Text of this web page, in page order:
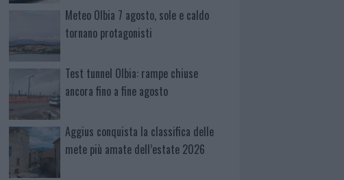
Meteo Olbia 7 agosto, sole e caldo
tornano protagonisti
Test tunnel Olbia: rampe chiuse
ancora fino a fine agosto
Aggius conquista la classifica delle
mete più amate dell’estate 2026